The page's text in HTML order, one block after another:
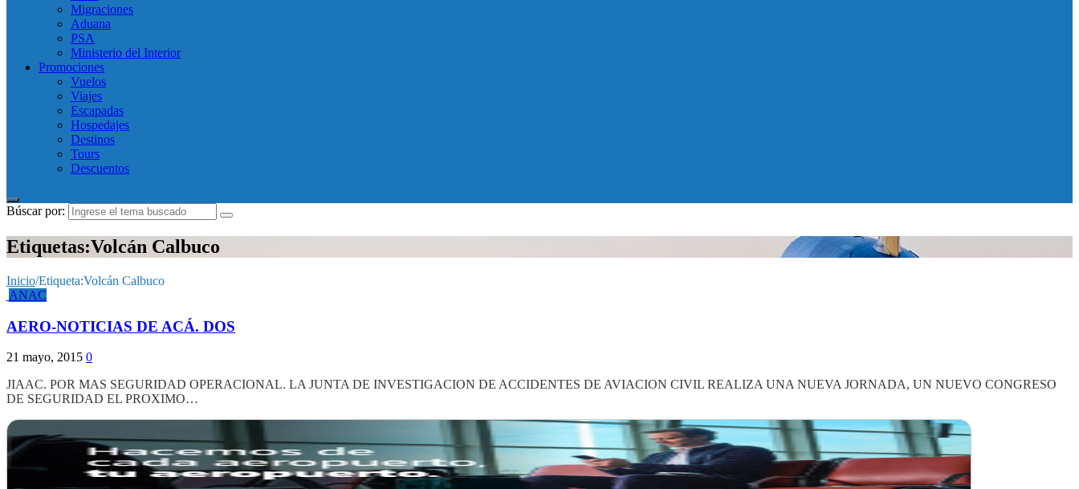
Migraciones
Aduana
PSA
Ministerio del Interior
Promociones
Vuelos
Viajes
Escapadas
Hospedajes
Destinos
Tours
Descuentos
Búscar por:
Etiquetas:Volcán Calbuco
Inicio/Etiqueta:Volcán Calbuco
ANAC
AERO-NOTICIAS DE ACÁ. DOS
21 mayo, 2015 0
JIAAC. POR MAS SEGURIDAD OPERACIONAL. LA JUNTA DE INVESTIGACION DE ACCIDENTES DE AVIACION CIVIL REALIZA UNA NUEVA JORNADA, UN NUEVO CONGRESO
DE SEGURIDAD EL PROXIMO…